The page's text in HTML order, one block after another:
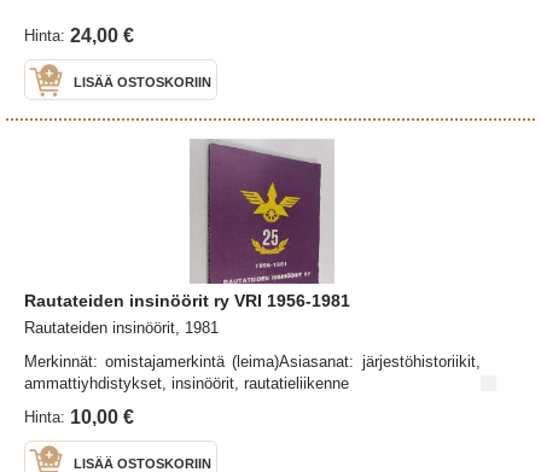
Hinta: 24,00 €
LISÄÄ OSTOSKORIIN
Rautateiden insinöörit ry VRI 1956-1981
Rautateiden insinöörit, 1981
Merkinnät: omistajamerkintä (leima)Asiasanat: järjestöhistoriikit,
ammattiyhdistykset, insinöörit, rautatieliikenne
Hinta: 10,00 €
LISÄÄ OSTOSKORIIN